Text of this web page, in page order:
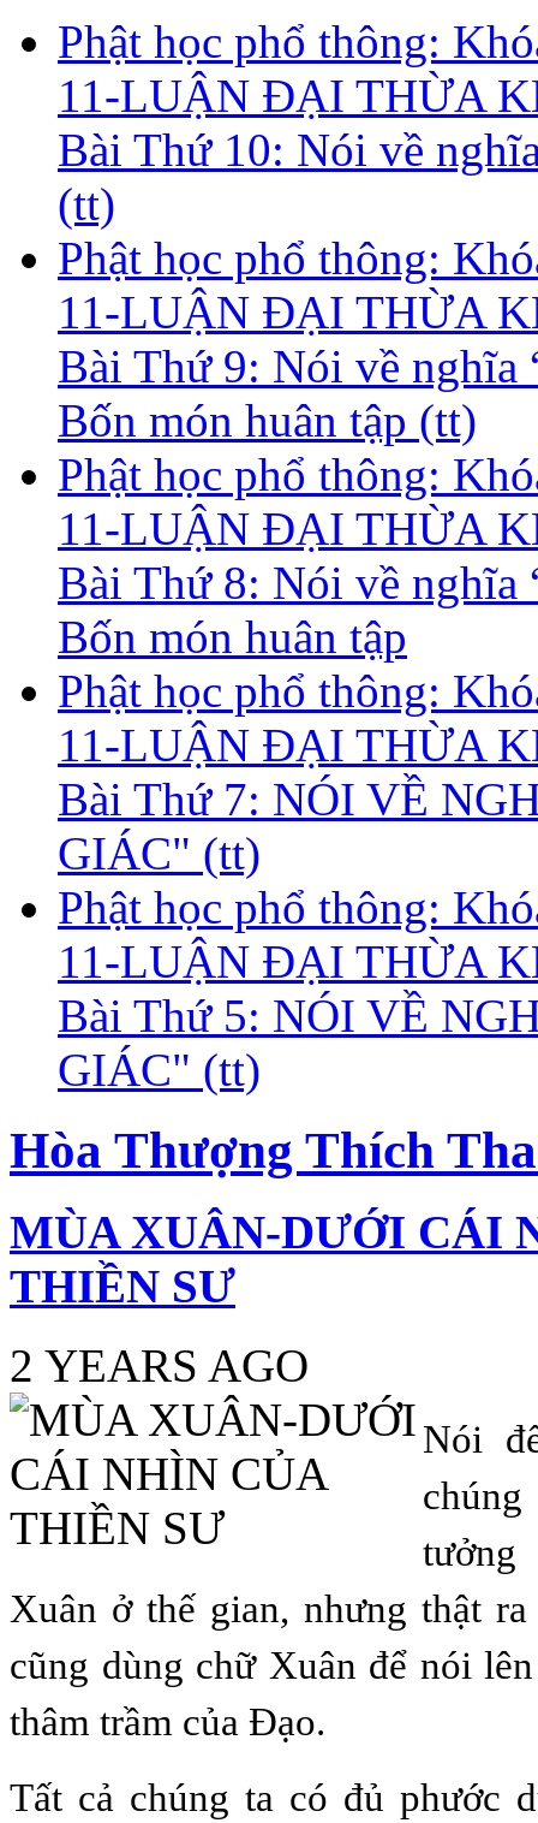
Phật học phổ thông:
11-LUẬN ĐẠI THỪA
Bài Thứ 10: Nói về
(tt)
Phật học phổ thông:
11-LUẬN ĐẠI THỪA
Bài Thứ 9: Nói về nghĩa
Bốn món huân tập (tt)
Phật học phổ thông:
11-LUẬN ĐẠI THỪA
Bài Thứ 8: Nói về nghĩa
Bốn món huân tập
Phật học phổ thông:
11-LUẬN ĐẠI THỪA
Bài Thứ 7: NÓI VỀ
GIÁC" (tt)
Phật học phổ thông:
11-LUẬN ĐẠI THỪA
Bài Thứ 5: NÓI VỀ
GIÁC" (tt)
Hòa Thượng Thích
MÙA XUÂN-DƯỚI CÁI
THIỀN SƯ
2 YEARS AGO
Nói
Xuân ở thế gian, nhưng thật
cũng dùng chữ Xuân để nói
thâm trầm của Đạo.
Tất cả chúng ta có đủ phước